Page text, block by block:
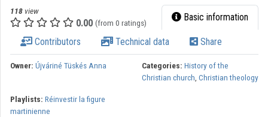
Categories
Organizations
118 view
0.00 (from 0 ratings) Basic information
Contributors Technical data Share
Owner: Újváriné Tüskés Anna Categories: History of the
Christian church, Christian theology
Playlists: Réinvestir la figure
martinienne